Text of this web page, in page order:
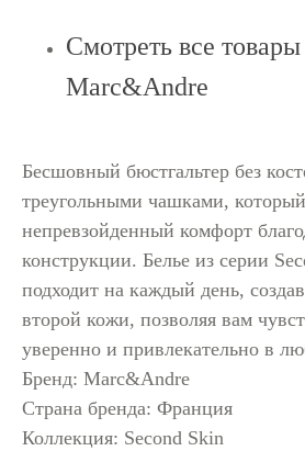
Смотреть все
Marc&Andre
Бесшовный бюстгальтер без
треугольными чашками,
непревзойденный комфорт
конструкции. Белье из серии
подходит на каждый день,
второй кожи, позволяя вам
уверенно и привлекательно в
Бренд: Marc&Andre
Страна бренда: Франция
Коллекция: Second Skin